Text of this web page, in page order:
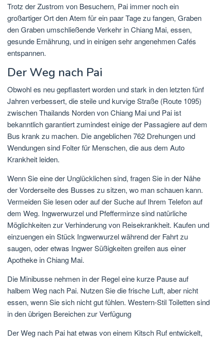
Trotz der Zustrom von Besuchern, Pai immer noch ein
großartiger Ort den Atem für ein paar Tage zu fangen, Graben
den Graben umschließende Verkehr in Chiang Mai, essen,
gesunde Ernährung, und in einigen sehr angenehmen Cafés
entspannen.
Der Weg nach Pai
Obwohl es neu gepflastert worden und stark in den letzten fünf
Jahren verbessert, die steile und kurvige Straße (Route 1095)
zwischen Thailands Norden von Chiang Mai und Pai ist
bekanntlich garantiert zumindest einige der Passagiere auf dem
Bus krank zu machen. Die angeblichen 762 Drehungen und
Wendungen sind Folter für Menschen, die aus dem Auto
Krankheit leiden.
Wenn Sie eine der Unglücklichen sind, fragen Sie in der Nähe
der Vorderseite des Busses zu sitzen, wo man schauen kann.
Vermeiden Sie lesen oder auf der Suche auf Ihrem Telefon auf
dem Weg. Ingwerwurzel und Pfefferminze sind natürliche
Möglichkeiten zur Verhinderung von Reisekrankheit. Kaufen und
einzuengen ein Stück Ingwerwurzel während der Fahrt zu
saugen, oder etwas Ingwer Süßigkeiten greifen aus einer
Apotheke in Chiang Mai.
Die Minibusse nehmen in der Regel eine kurze Pause auf
halbem Weg nach Pai. Nutzen Sie die frische Luft, aber nicht
essen, wenn Sie sich nicht gut fühlen. Western-Stil Toiletten sind
in den übrigen Bereichen zur Verfügung
Der Weg nach Pai hat etwas von einem Kitsch Ruf entwickelt,